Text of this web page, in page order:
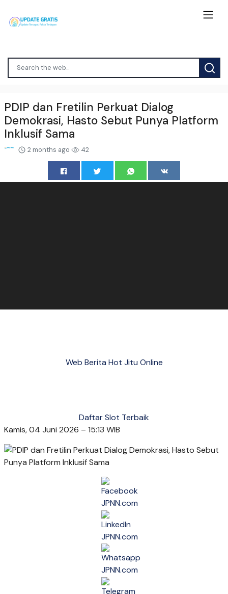
PDIP dan Fretilin Perkuat Dialog
Demokrasi, Hasto Sebut Punya Platform
Inklusif Sama
2 months ago 42
Web Berita Hot Jitu Online
Daftar Slot Terbaik
Kamis, 04 Juni 2026 – 15:13 WIB